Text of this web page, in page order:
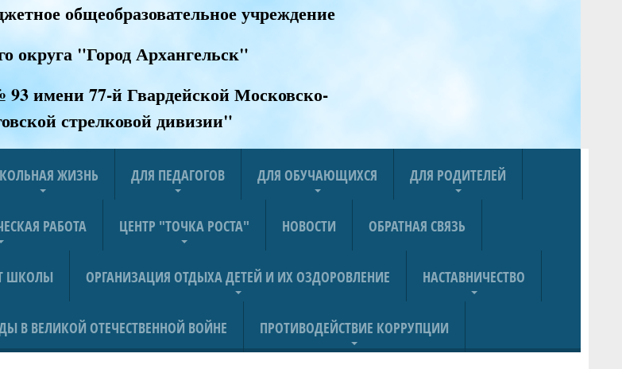
общеобразовательное учреждение
округа "Город Архангельск"
имени 77-й Гвардейской Московско-
стрелковой дивизии"
ЖИЗНЬ ДЛЯ ПЕДАГОГОВ ДЛЯ ОБУЧАЮЩИХСЯ ДЛЯ РОДИТЕЛЕЙ
РАБОТА ЦЕНТР "ТОЧКА РОСТА" НОВОСТИ ОБРАТНАЯ СВЯЗЬ
ШКОЛЫ ОРГАНИЗАЦИЯ ОТДЫХА ДЕТЕЙ И ИХ ОЗДОРОВЛЕНИЕ НАСТАВНИЧЕСТВО
В ВЕЛИКОЙ ОТЕЧЕСТВЕННОЙ ВОЙНЕ ПРОТИВОДЕЙСТВИЕ КОРРУПЦИИ